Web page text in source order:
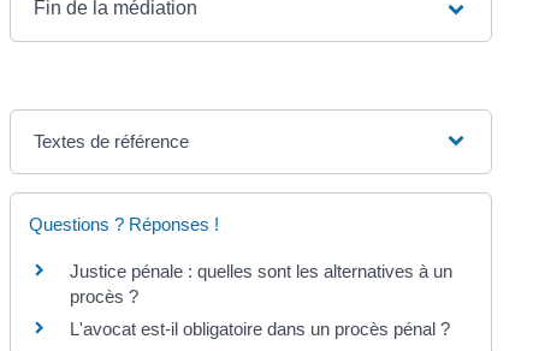
Fin de la médiation
Textes de référence
Questions ? Réponses !
Justice pénale : quelles sont les alternatives à un
procès ?
L'avocat est-il obligatoire dans un procès pénal ?